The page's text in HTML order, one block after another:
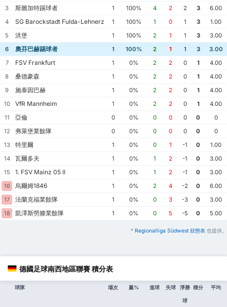
3 斯圖加特踢球者 1 100% 4 2 2 3
6.00
4
SG Barockstadt Fulda-Lehnerz 1 100% 1 0 1 3
1.00
5
洪堡 1 100% 2 1 1 3
3.00
6
奧芬巴赫踢球者 1 100% 2 1 1 3
3.00
7
FSV Frankfurt 1 0% 2 2 0 1
4.00
8
桑德豪森 1 0% 2 2 0 1
4.00
9
施泰因巴赫 1 0% 2 2 0 1
4.00
10
VfR Mannheim 1 0% 2 2 0 1
4.00
11
亞倫 0 0% 0 0 0 0
0
12
弗萊堡業餘隊 0 0% 0 0 0 0
0
13
特里爾 1 0% 0 1 -1 0
1.00
14
瓦爾多夫 1 0% 1 2 -1 0
3.00
15
1. FSV Mainz 05 II 1 0% 1 2 -1 0
3.00
16
烏爾姆1846 1 0% 2 4 -2 0
6.00
17
法蘭克福業餘隊 1 0% 0 3 -3 0
3.00
18
凱澤斯勞滕業餘隊 1 0% 0 5 -5 0 5.00
* Regionalliga Südwest 狀態表 也提供。
德國足球南西地區聯賽 積分表
球隊 場次 贏% 進球 失球 淨勝
球
積分 平均